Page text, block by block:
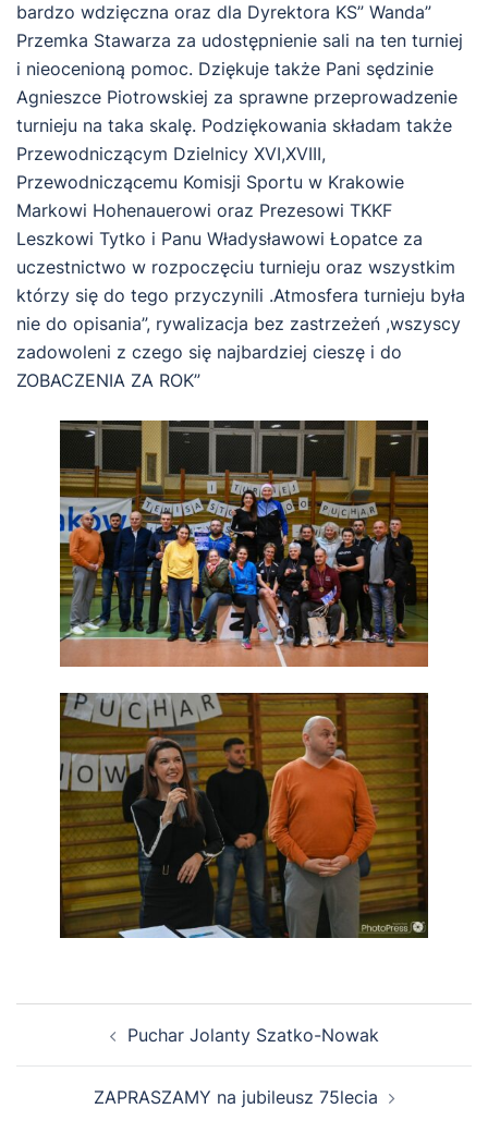
bardzo wdzięczna oraz dla Dyrektora KS” Wanda”
Przemka Stawarza za udostępnienie sali na ten turniej
i nieocenioną pomoc. Dziękuje także Pani sędzinie
Agnieszce Piotrowskiej za sprawne przeprowadzenie
turnieju na taka skalę. Podziękowania składam także
Przewodniczącym Dzielnicy XVI,XVIII,
Przewodniczącemu Komisji Sportu w Krakowie
Markowi Hohenauerowi oraz Prezesowi TKKF
Leszkowi Tytko i Panu Władysławowi Łopatce za
uczestnictwo w rozpoczęciu turnieju oraz wszystkim
którzy się do tego przyczynili .Atmosfera turnieju była
nie do opisania”, rywalizacja bez zastrzeżeń ,wszyscy
zadowoleni z czego się najbardziej cieszę i do
ZOBACZENIA ZA ROK”
Zobacz
Puchar Jolanty Szatko-Nowak
ZAPRASZAMY na jubileusz 75lecia